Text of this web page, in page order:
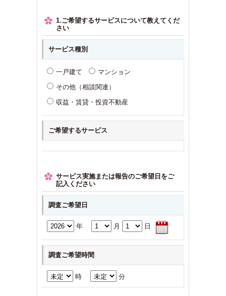
1.ご希望するサービスについて教えてくだ
さい
サービス種別
一戸建て
マンション
その他（相談関連）
収益・賃貸・投資不動産
ご希望するサービス
サービス実施または報告のご希望日をご
記入ください
調査ご希望日
年 月 日
調査ご希望時間
時 分